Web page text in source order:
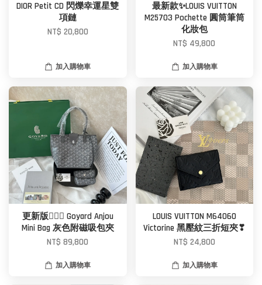
DIOR Petit CD 閃爍幸運星雙
項鏈
NT$ 20,800
加入購物車
最新款✨LOUIS VUITTON
M25703 Pochette 圓筒筆筒
化妝包
NT$ 49,800
加入購物車
更新版🙆🏼‍♀️ Goyard Anjou
Mini Bag 灰色附磁吸包夾
NT$ 89,800
加入購物車
LOUIS VUITTON M64060
Victorine 黑壓紋三折短夾❣
NT$ 24,800
加入購物車